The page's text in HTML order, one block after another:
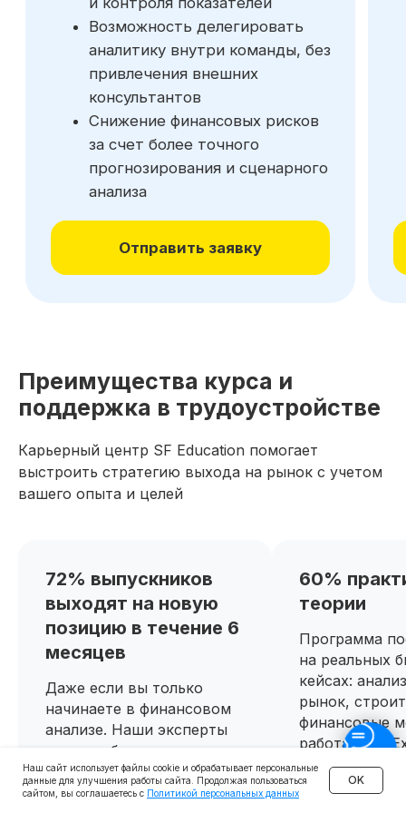
Преимущества курса и
поддержка в трудоустройстве
Карьерный центр SF Education помогает
выстроить стратегию выхода на рынок с учетом
вашего опыта и целей
72% выпускников
выходят на новую
позицию в течение 6
месяцев
Даже если вы только
начинаете в финансовом
анализе. Наши эксперты
помогут быстро
разобраться в
фундаментальных
60%
теории
Программа
на реальных
кейсах:
рынок,
финансовые
работаете с
бумагах и
Наш сайт использует файлы cookie и обрабатывает персональные
данные для улучшения работы сайта. Продолжая пользоваться
сайтом, вы соглашаетесь с Политикой персональных данных
OK